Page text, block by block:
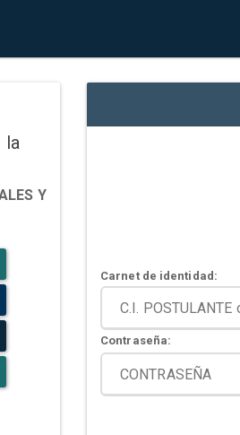
Y
Carnet de identidad:
Contraseña: